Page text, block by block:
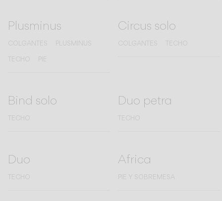
CATÁLOGO
US/Canada
Plusminus
COLGANTES
PLUSMINUS
TECHO
PIE
Circus solo
COLGANTES TECHO
Bind solo
TECHO
Duo petra
TECHO
Duo
TECHO
Africa
PIE Y SOBREMESA